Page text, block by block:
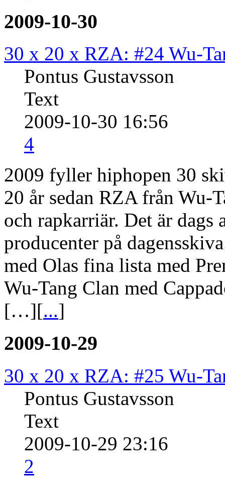
2009-10-30
30 x 20 x RZA: #24 Wu-
Pontus Gustavsson
Text
2009-10-30 16:56
4
2009 fyller hiphopen 30
20 år sedan RZA från Wu-
och rapkarriär. Det är
producenter på
med Olas fina lista med
Wu-Tang Clan med
[…][...]
2009-10-29
30 x 20 x RZA: #25 Wu-
Pontus Gustavsson
Text
2009-10-29 23:16
2